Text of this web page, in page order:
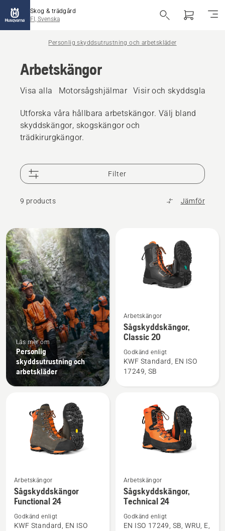
Skog & trädgård
FI, Svenska
Personlig skyddsutrustning och arbetskläder
Arbetskängor
Visa alla Motorsågshjälmar Visir och
Utforska våra hållbara arbetskängor. Välj bland
skyddskängor, skogskängor och
trädkirurgkängor.
Filter
9 products Jämför
Alla
produkter
Läs mer om
Personlig
skyddsutrustning och
arbetskläder
Se
mer
information
om
Sågskyddskängor,
Classic
Arbetskängor
Sågskyddskängor,
Classic 20
Godkänd enligt
KWF Standard, EN ISO
17249, SB
Se
mer
information
om
Sågskyddskängor
Arbetskängor
Sågskyddskängor
Functional 24
Godkänd enligt
KWF Standard, EN ISO
Se
mer
information
om
Sågskyddskängor,
Arbetskängor
Sågskyddskängor,
Technical 24
Godkänd enligt
EN ISO 17249, SB, WRU, E,